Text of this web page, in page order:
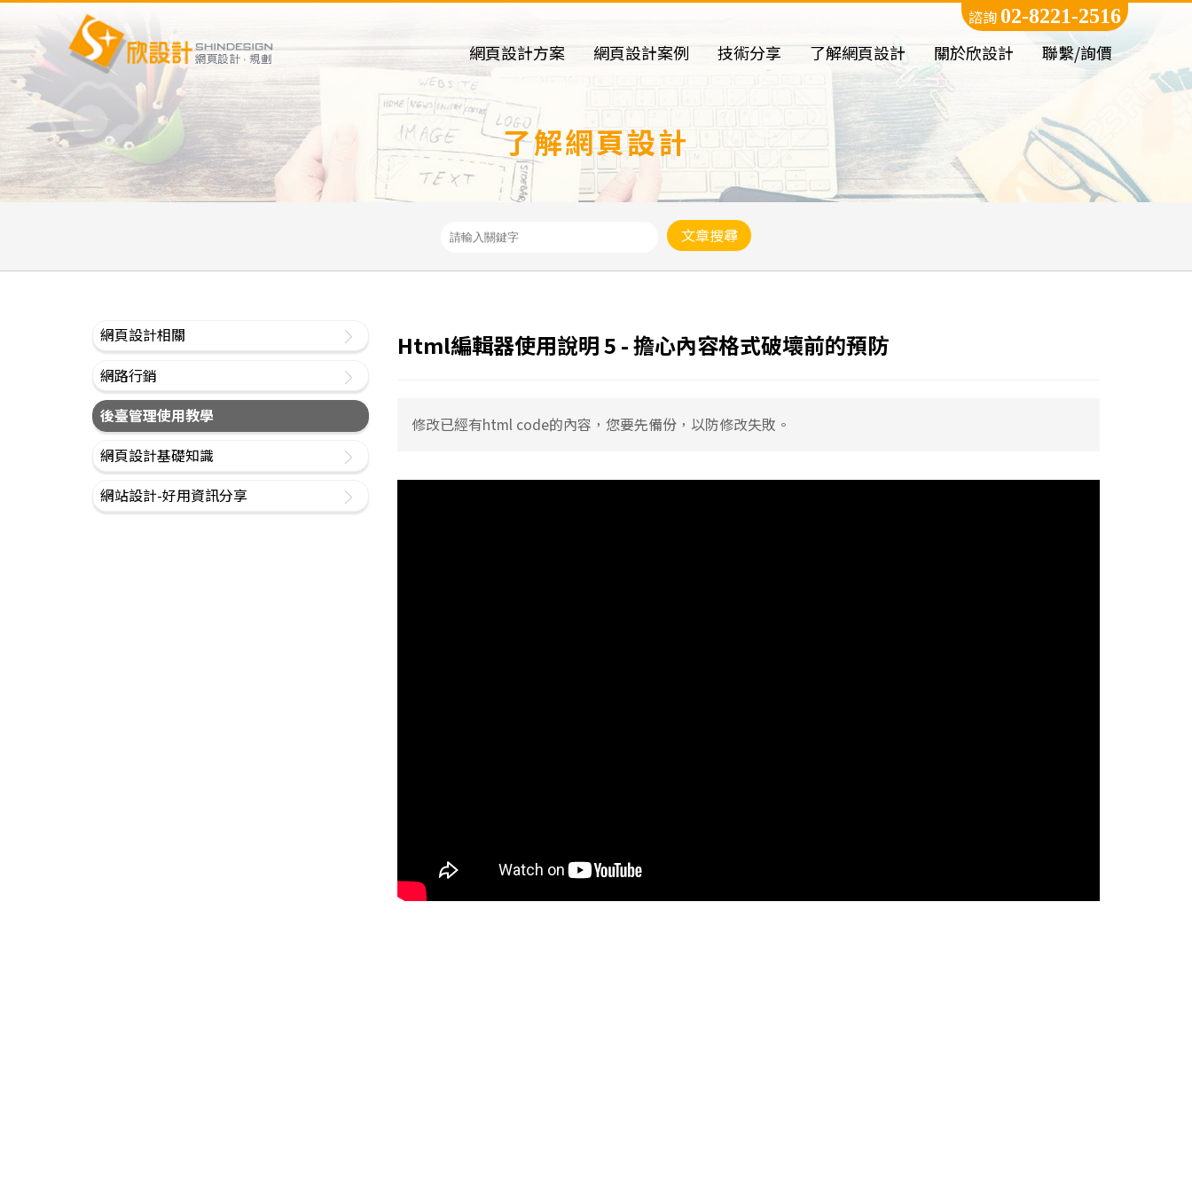
網頁設計方案 網頁設計案例 技術分享 了解網頁設計 關於欣設計 聯繫/詢價
諮詢 02-8221-2516
了解網頁設計
文章搜尋
網頁設計相關
網路行銷
後臺管理使用教學
網頁設計基礎知識
網站設計-好用資訊分享
Html編輯器使用說明 5 - 擔心內容格式破壞前的預防
修改已經有html code的內容，您要先備份，以防修改失敗。